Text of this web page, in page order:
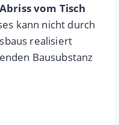
vom Tisch
kann nicht durch
realisiert
Bausubstanz